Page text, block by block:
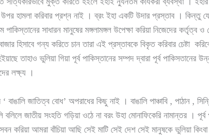
উপর হামলা করিবার প্রশ্ন নাই । ব্রং ইহা একটি উদার প্রস্তাব । কিন্তু
পাকিস্তানের সাধারন মানুষের মঙ্গলামঙ্গল উপেক্ষা করিয়া নিজেদের কর্তৃত্ব
হিসাবে গন্য করিতে চান তারা এই প্রস্তাবকে বিকৃত করিবার চেষ্টা
তাহাও ভুলিয়া গিয়া পূর্ব পাকিস্তানের সম্পদ দ্বারা পূর্ব
লক্ষ্য ।
বাঙালি জাতিত্ব বোধ’ অপরাধের কিছু নাই । বাঙালি পাঞ্চাবি , পাঠান ,
বলিলে জাতীয় সংহতি গড়িয়া ওঠে না বরং উহা মোনাফিকেরি নামান্তর ।
করিয়া আমরা বাঁচিয়া আছি সেই মাটি সেই দেশ সেই মানুষকে ভুলিয়া